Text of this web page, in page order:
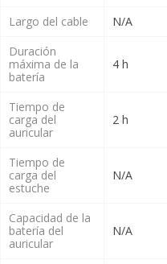
Largo del cable
N/A
Duración
máxima de la
batería
4 h
Tiempo de
carga del
auricular
2 h
Tiempo de
carga del
estuche
N/A
Capacidad de la
batería del
auricular
N/A